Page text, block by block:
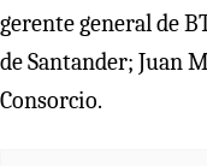
gerente general de
de Santander; Juan
Consorcio.